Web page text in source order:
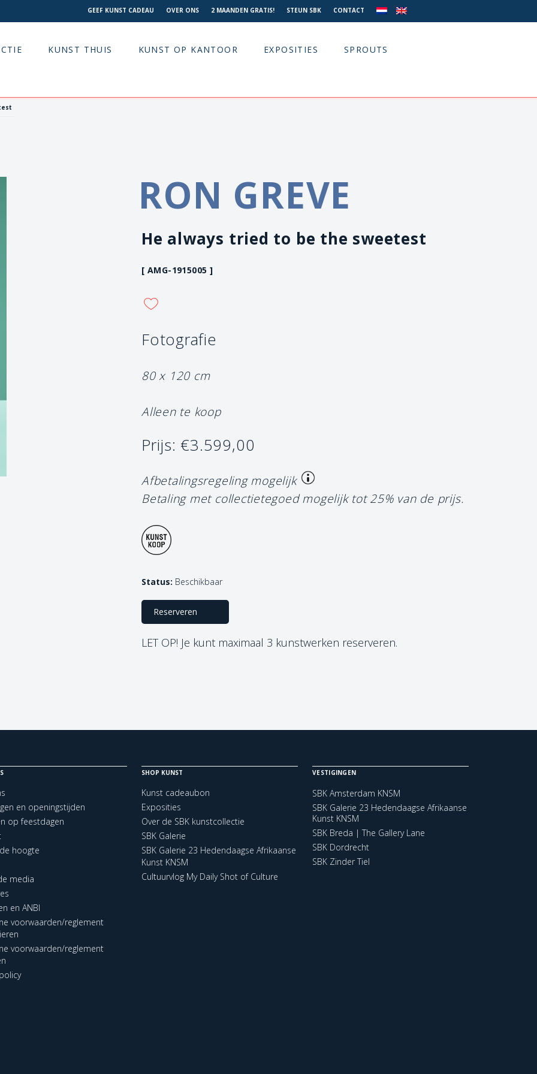
GEEF KUNST CADEAU OVER ONS 2 MAANDEN GRATIS! STEUN SBK CONTACT
KUNST THUIS KUNST OP KANTOOR EXPOSITIES SPROUTS
RON GREVE
He always tried to be the sweetest
[ AMG-1915005 ]
Fotografie
80 x 120 cm
Alleen te koop
Prijs: €3.599,00
Afbetalingsregeling mogelijk
Betaling met collectietegoed mogelijk tot 25% van de prijs.
Status: Beschikbaar
Reserveren
LET OP! Je kunt maximaal 3 kunstwerken reserveren.
en openingstijden
op feestdagen
hoogte
media
en ANBI
voorwaarden/reglement
voorwaarden/reglement
SHOP KUNST
Kunst cadeaubon
Exposities
Over de SBK kunstcollectie
SBK Galerie
SBK Galerie 23 Hedendaagse Afrikaanse
Kunst KNSM
Cultuurvlog My Daily Shot of Culture
VESTIGINGEN
SBK Amsterdam KNSM
SBK Galerie 23 Hedendaagse Afrikaanse
Kunst KNSM
SBK Breda | The Gallery Lane
SBK Dordrecht
SBK Zinder Tiel